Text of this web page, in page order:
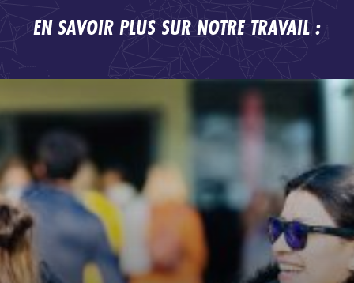
EN SAVOIR PLUS SUR NOTRE TRAVAIL :